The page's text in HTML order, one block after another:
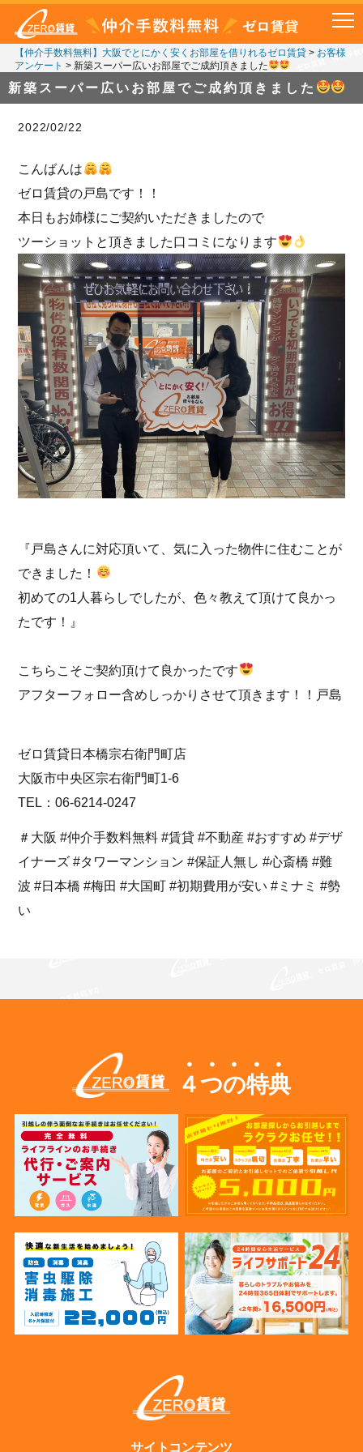
【仲介手数料無料】大阪でとにかく安くお部屋を借りれるゼロ賃貸> お客様
アンケート > 新築スーパー広いお部屋でご成約頂きました
新築スーパー広いお部屋でご成約頂きました
2022/02/22
こんばんは
ゼロ賃貸の戸島です！！
本日もお姉様にご契約いただきましたので
ツーショットと頂きました口コミになります
『戸島さんに対応頂いて、気に入った物件に住むことが
できました！
初めての1人暮らしでしたが、色々教えて頂けて良かっ
たです！』
こちらこそご契約頂けて良かったです
アフターフォロー含めしっかりさせて頂きます！！戸島
ゼロ賃貸日本橋宗右衛門町店
大阪市中央区宗右衛門町1-6
TEL：06-6214-0247
＃大阪 #仲介手数料無料 #賃貸 #不動産 #おすすめ #デザ
イナーズ #タワーマンション #保証人無し #心斎橋 #難
波 #日本橋 #梅田 #大国町 #初期費用が安い #ミナミ #勢
い
４つの特典
サイトコンテンツ